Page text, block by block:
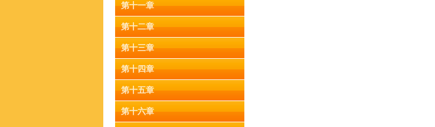
第十一章
第十二章
第十三章
第十四章
第十五章
第十六章